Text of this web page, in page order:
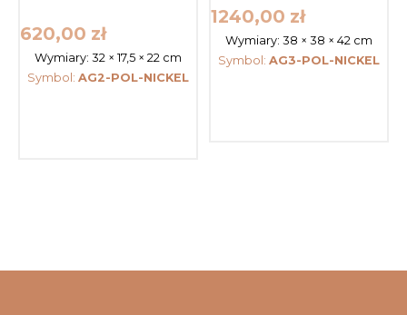
620,00 zł
Wymiary:32 × 17,5 × 22 cm
Symbol:AG2-POL-NICKEL
1240,00 zł
Wymiary: 38 × 38 × 42 cm
Symbol: AG3-POL-NICKEL